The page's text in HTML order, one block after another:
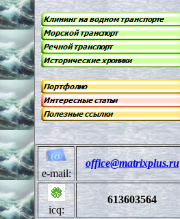
e-mail:
office@matrixplus.ru
icq:
613603564